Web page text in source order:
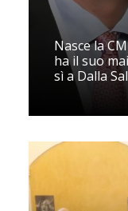
Nasce la
ha il suo
sì a Dalla